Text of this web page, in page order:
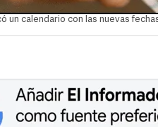
un calendario con las nuevas